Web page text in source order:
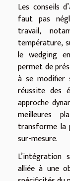
Les conseils
faut pas
travail,
température,
le wedging
permet de
à se modifier
réussite des
approche
meilleures
transforme la
sur-mesure.
L’intégration
alliée à une